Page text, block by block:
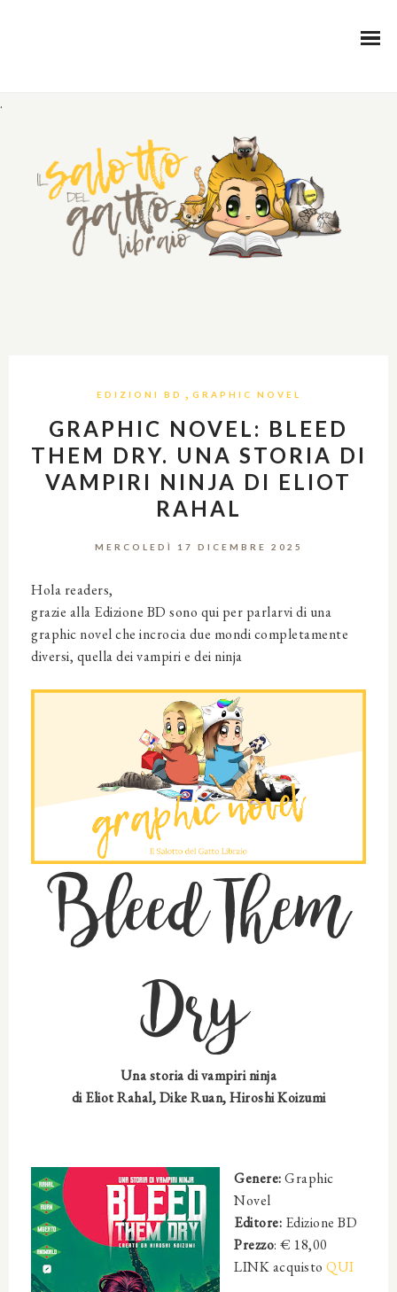
.
EDIZIONI BD , GRAPHIC NOVEL
GRAPHIC NOVEL: BLEED
THEM DRY. UNA STORIA DI
VAMPIRI NINJA DI ELIOT
RAHAL
MERCOLEDÌ 17 DICEMBRE 2025
Hola readers,
grazie alla Edizione BD sono qui per parlarvi di una
graphic novel che incrocia due mondi completamente
diversi, quella dei vampiri e dei ninja
Bleed Them
Dry
Una storia di vampiri ninja
di Eliot Rahal, Dike Ruan, Hiroshi Koizumi
Genere:Graphic
Novel
Editore: Edizione BD
Prezzo: € 18,00
LINK acquisto QUI